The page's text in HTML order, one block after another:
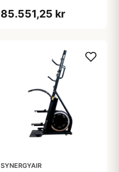
85.551,25 kr
SYNERGYAIR